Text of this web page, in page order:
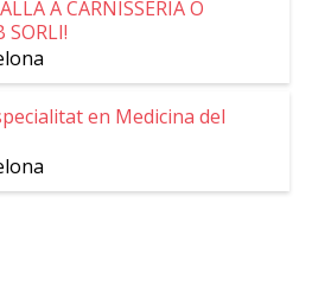
A CARNISSERIA O
SORLI!
en Medicina del